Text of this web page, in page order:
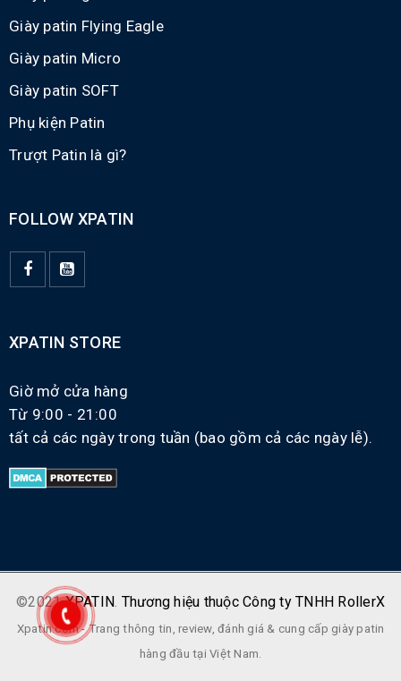
Giày patin Flying Eagle
Giày patin Micro
Giày patin SOFT
Phụ kiện Patin
Trượt Patin là gì?
FOLLOW XPATIN
XPATIN STORE
Giờ mở cửa hàng
Từ 9:00 - 21:00
tất cả các ngày trong tuần (bao gồm cả các ngày lễ).
©2021XPATIN. Thương hiệu thuộc Công ty TNHH RollerX
Xpatin.com - Trang thông tin, review, đánh giá & cung cấp giày patin
hàng đầu tại Việt Nam.